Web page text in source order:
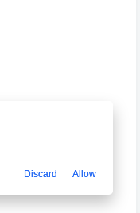
Discard Allow